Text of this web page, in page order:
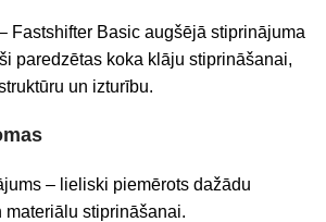
Fastshifter Basic augšējā stiprinājuma
paredzētas koka klāju stiprināšanai,
un izturību.
– lieliski piemērots dažādu
materiālu stiprināšanai.